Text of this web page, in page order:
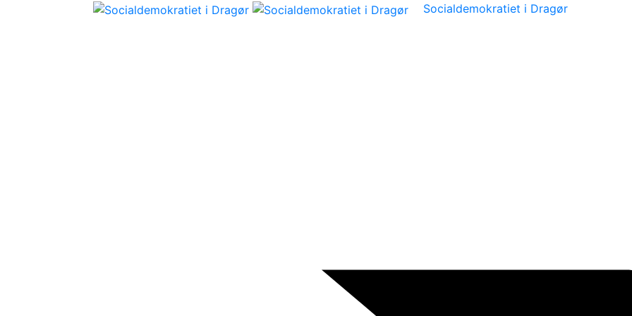
Socialdemokratiet i Dragør